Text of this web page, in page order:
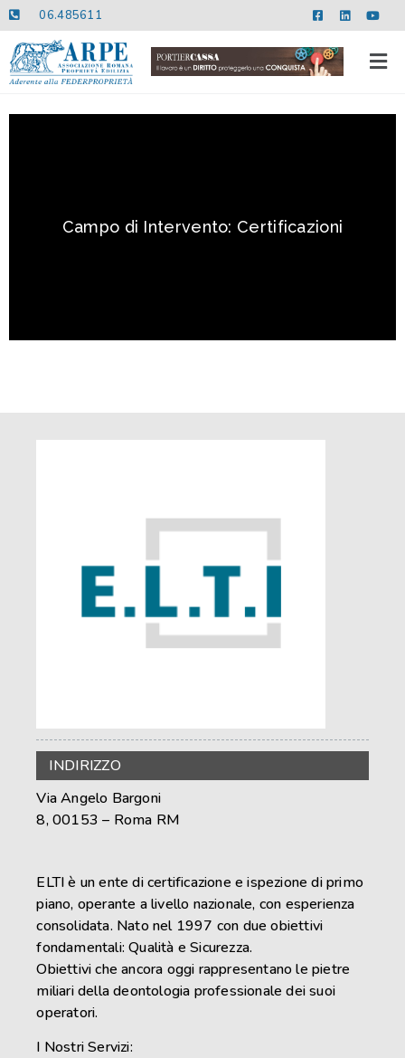
06.485611
Campo di Intervento: Certificazioni
INDIRIZZO
Via Angelo Bargoni
8, 00153 – Roma RM
ELTI è un ente di certificazione e ispezione di primo
piano, operante a livello nazionale, con esperienza
consolidata. Nato nel 1997 con due obiettivi
fondamentali: Qualità e Sicurezza.
Obiettivi che ancora oggi rappresentano le pietre
miliari della deontologia professionale dei suoi
operatori.
I Nostri Servizi: